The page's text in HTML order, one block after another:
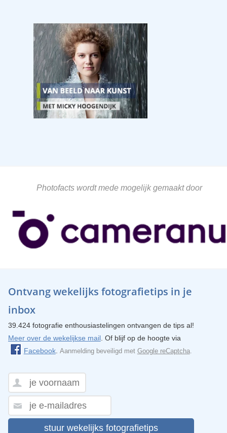
Photofacts wordt mede mogelijk gemaakt door
Ontvang wekelijks fotografietips in je
inbox
39.424 fotografie enthousiastelingen ontvangen de tips al!
Meer over de wekelijkse mail. Of blijf op de hoogte via
Facebook. Aanmelding beveiligd met Google reCaptcha.
stuur wekelijks fotografietips